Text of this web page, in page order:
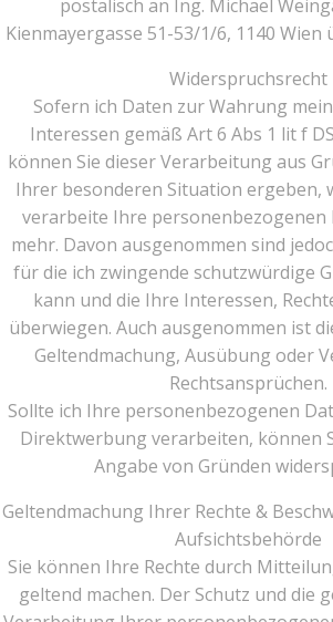
postalisch an Ing. Michael
Kienmayergasse 51-53/1/6, 1140
Widerspruchsrecht
Sofern ich Daten zur Wahrung
Interessen gemäß Art 6 Abs 1 lit f
können Sie dieser Verarbeitung aus
Ihrer besonderen Situation ergeben,
verarbeite Ihre personenbezogenen
mehr. Davon ausgenommen sind
für die ich zwingende schutzwürdige
kann und die Ihre Interessen,
überwiegen. Auch ausgenommen ist
Geltendmachung, Ausübung oder
Rechtsansprüchen.
Sollte ich Ihre personenbezogenen
Direktwerbung verarbeiten, können
Angabe von Gründen
Geltendmachung Ihrer Rechte &
Aufsichtsbehörde
Sie können Ihre Rechte durch
geltend machen. Der Schutz und die